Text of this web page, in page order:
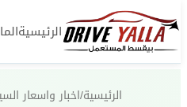
الرئيسية
الرئيسية/اخبار واسعار